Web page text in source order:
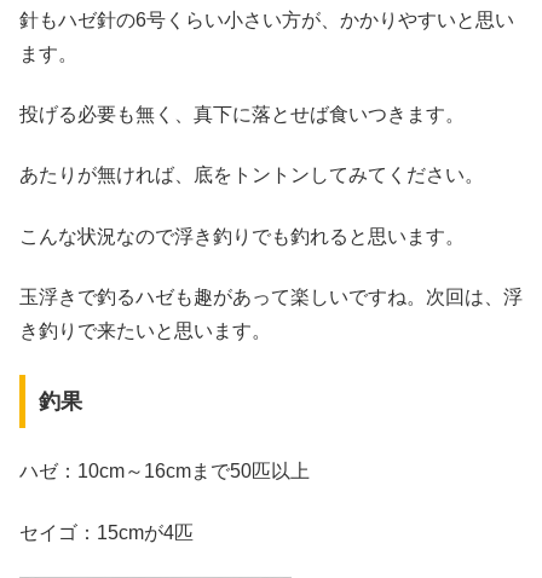
針もハゼ針の6号くらい小さい方が、かかりやすいと思い
ます。
投げる必要も無く、真下に落とせば食いつきます。
あたりが無ければ、底をトントンしてみてください。
こんな状況なので浮き釣りでも釣れると思います。
玉浮きで釣るハゼも趣があって楽しいですね。次回は、浮
き釣りで来たいと思います。
釣果
ハゼ：10cm～16cmまで50匹以上
セイゴ：15cmが4匹